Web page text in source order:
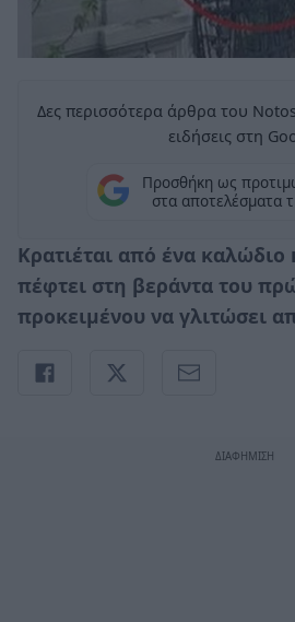
Δες περισσότερα άρθρα του
ειδήσεις στη
Προσθήκη ως
στα αποτελέσματα
Κρατιέται από ένα καλώδιο
πέφτει στη βεράντα του
προκειμένου να γλιτώσει